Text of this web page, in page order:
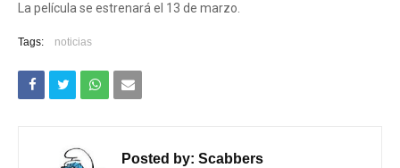
La película se estrenará el 13 de marzo.
Tags: noticias
Posted by: Scabbers